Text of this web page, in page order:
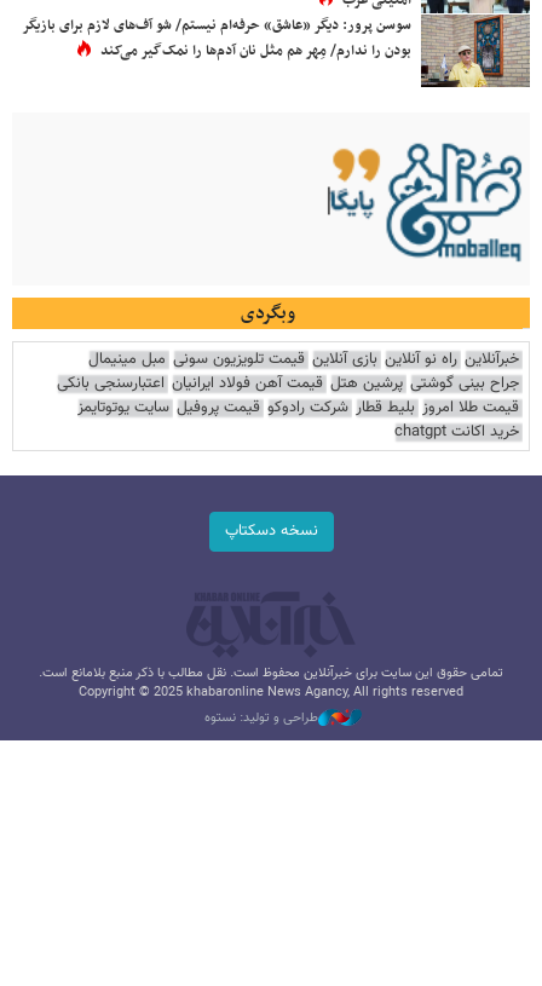
سوسن پرور: دیگر «عاشق» حرفه‌ام نیستم/ شو آف‌های لازم برای بازیگر
بودن را ندارم/ مِهر هم مثل نان آدم‌ها را نمک‌گیر می‌کند
وبگردی
خبرآنلاین راه نو آنلاین بازی آنلاین قیمت تلویزیون سونی مبل مینیمال
جراح بینی گوشتی پرشین هتل قیمت آهن فولاد ایرانیان اعتبارسنجی بانکی
قیمت طلا امروز بلیط قطار شرکت رادوکو قیمت پروفیل سایت یوتوتایمز
خرید اکانت chatgpt
نسخه دسکتاپ
تمامی حقوق این سایت برای خبرآنلاین محفوظ است. نقل مطالب با ذکر منبع بلامانع است.
Copyright © 2025 khabaronline News Agancy, All rights reserved
طراحی و تولید: نستوه